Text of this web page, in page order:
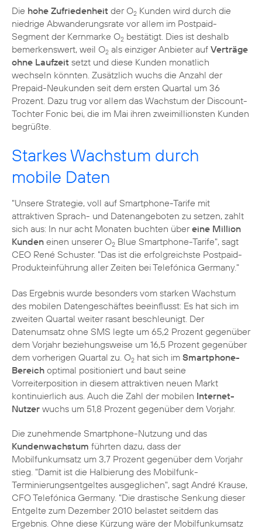
Die hohe Zufriedenheit der O2 Kunden wird durch die
niedrige Abwanderungsrate vor allem im Postpaid-
Segment der Kernmarke O2 bestätigt. Dies ist deshalb
bemerkenswert, weil O2 als einziger Anbieter auf Verträge
ohne Laufzeit setzt und diese Kunden monatlich
wechseln könnten. Zusätzlich wuchs die Anzahl der
Prepaid-Neukunden seit dem ersten Quartal um 36
Prozent. Dazu trug vor allem das Wachstum der Discount-
Tochter Fonic bei, die im Mai ihren zweimillionsten Kunden
begrüßte.
Starkes Wachstum durch
mobile Daten
"Unsere Strategie, voll auf Smartphone-Tarife mit
attraktiven Sprach- und Datenangeboten zu setzen, zahlt
sich aus: In nur acht Monaten buchten übereine Million
Kunden einen unserer O2 Blue Smartphone-Tarife", sagt
CEO René Schuster. "Das ist die erfolgreichste Postpaid-
Produkteinführung aller Zeiten bei Telefónica Germany."
Das Ergebnis wurde besonders vom starken Wachstum
des mobilen Datengeschäftes beeinflusst: Es hat sich im
zweiten Quartal weiter rasant beschleunigt. Der
Datenumsatz ohne SMS legte um 65,2 Prozent gegenüber
dem Vorjahr beziehungsweise um 16,5 Prozent gegenüber
dem vorherigen Quartal zu. O2 hat sich im Smartphone-
Bereich optimal positioniert und baut seine
Vorreiterposition in diesem attraktiven neuen Markt
kontinuierlich aus. Auch die Zahl der mobilen Internet-
Nutzer wuchs um 51,8 Prozent gegenüber dem Vorjahr.
Die zunehmende Smartphone-Nutzung und das
Kundenwachstum führten dazu, dass der
Mobilfunkumsatz um 3,7 Prozent gegenüber dem Vorjahr
stieg. "Damit ist die Halbierung des Mobilfunk-
Terminierungsentgeltes ausgeglichen", sagt André Krause,
CFO Telefónica Germany. "Die drastische Senkung dieser
Entgelte zum Dezember 2010 belastet seitdem das
Ergebnis. Ohne diese Kürzung wäre der Mobilfunkumsatz